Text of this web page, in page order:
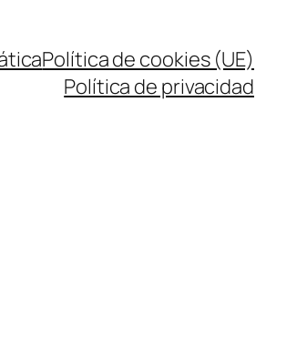
Política de cookies (UE)
Política de privacidad